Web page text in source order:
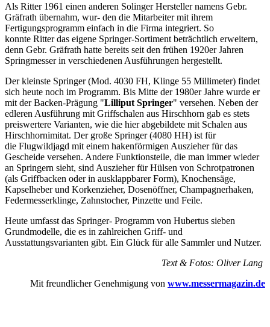
Als Ritter 1961 einen anderen Solinger Hersteller namens Gebr.
Gräfrath übernahm, wur- den die Mitarbeiter mit ihrem
Fertigungsprogramm einfach in die Firma integriert. So
konnte Ritter das eigene Springer-Sortiment beträchtlich erweitern,
denn Gebr. Gräfrath hatte bereits seit den frühen 1920er Jahren
Springmesser in verschiedenen Ausführungen hergestellt.
Der kleinste Springer (Mod. 4030 FH, Klinge 55 Millimeter) findet
sich heute noch im Programm. Bis Mitte der 1980er Jahre wurde er
mit der Backen-Prägung "Lilliput Springer" versehen. Neben der
edleren Ausführung mit Griffschalen aus Hirschhorn gab es stets
preiswertere Varianten, wie die hier abgebildete mit Schalen aus
Hirschhornimitat. Der große Springer (4080 HH) ist für
die Flugwildjagd mit einem hakenförmigen Auszieher für das
Gescheide versehen. Andere Funktionsteile, die man immer wieder
an Springern sieht, sind Auszieher für Hülsen von Schrotpatronen
(als Griffbacken oder in ausklappbarer Form), Knochensäge,
Kapselheber und Korkenzieher, Dosenöffner, Champagnerhaken,
Federmesserklinge, Zahnstocher, Pinzette und Feile.
Heute umfasst das Springer- Programm von Hubertus sieben
Grundmodelle, die es in zahlreichen Griff- und
Ausstattungsvarianten gibt. Ein Glück für alle Sammler und Nutzer.
Text & Fotos: Oliver Lang
Mit freundlicher Genehmigung von www.messermagazin.de